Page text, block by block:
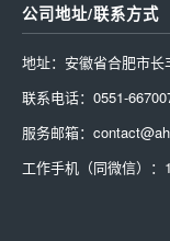
公司地址/联系方式
地址：安徽省合肥市长
联系电话：0551-
服务邮箱：
工作手机（同微信）：